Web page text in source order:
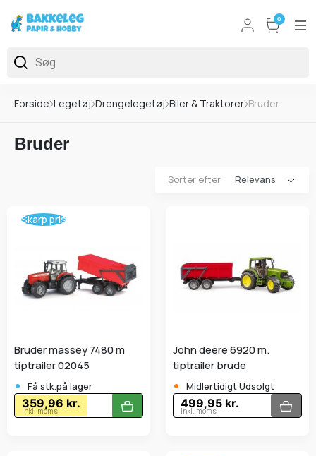
0
Forside Legetøj Drengelegetøj Biler & Traktorer Bruder
Bruder
Sorter efter
Skarp pris
Bruder massey 7480 m
tiptrailer 02045
• Få stk.på lager
359,96 kr.
Inkl. moms
John deere 6920 m.
tiptrailer brude
• Midlertidigt Udsolgt
499,95 kr.
Inkl. moms